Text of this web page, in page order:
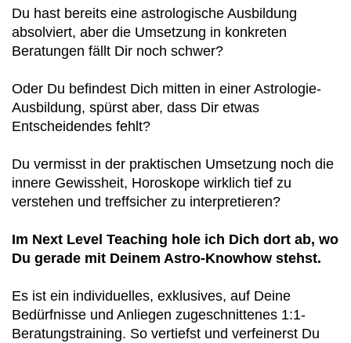
Du hast bereits eine astrologische Ausbildung
absolviert, aber die Umsetzung in konkreten
Beratungen fällt Dir noch schwer?
Oder Du befindest Dich mitten in einer Astrologie-
Ausbildung, spürst aber, dass Dir etwas
Entscheidendes fehlt?
Du vermisst in der praktischen Umsetzung noch die
innere Gewissheit, Horoskope wirklich tief zu
verstehen und treffsicher zu interpretieren?
Im Next Level Teaching hole ich Dich dort ab, wo
Du gerade mit Deinem Astro-Knowhow stehst.
Es ist ein individuelles, exklusives, auf Deine
Bedürfnisse und Anliegen zugeschnittenes 1:1-
Beratungstraining. So vertiefst und verfeinerst Du